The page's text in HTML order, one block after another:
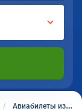
Авиабилеты из Бангкока в Самарканд